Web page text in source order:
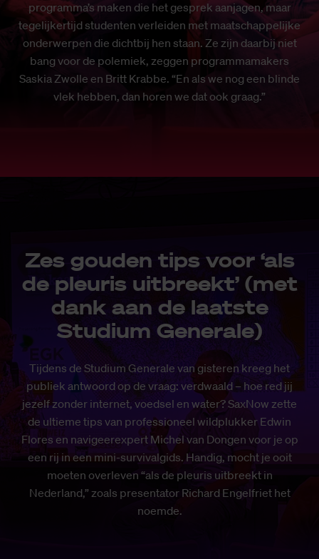
programma’s maken die het gesprek aanjagen, maar
tegelijkertijd studenten verleiden met maatschappelijke
onderwerpen die dichtbij hen staan. Ze zijn daarbij niet
bang voor de polemiek, zeggen programmamakers
Saskia Zwolle en Britt Krabbe. “En als we nog een blinde
vlek hebben, dan horen we dat ook graag.”
Zes gouden tips voor ‘als
de pleuris uitbreekt’ (met
dank aan de laatste
Studium Generale)
Tijdens de Studium Generale van gisteren kreeg het
publiek antwoord op de vraag: verdwaald – hoe red jij
jezelf zonder internet, voedsel en water? SaxNow zette
de ultieme tips van professioneel wildplukker Edwin
Flores en navigeerexpert Michel van Dongen voor je op
een rij in een mini-survivalgids. Handig, mocht je ooit
moeten overleven “als de pleuris uitbreekt in
Nederland,” zoals presentator Richard Engelfriet het
noemde.